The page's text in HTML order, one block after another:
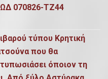
070826-TZ44
τύπου Κρητική
που θα
όποιον τη